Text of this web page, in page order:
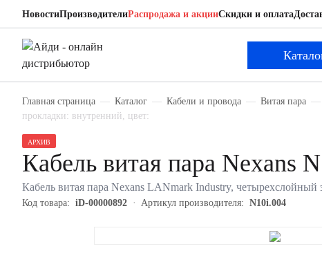
НовостиПроизводителиРаспродажа и акцииСкидки и оплата
Главная страница Каталог Кабели и провода Витая пара
прокладки: внутренний, цвет:
АРХИВ
Кабель витая пара Nexans
Кабель витая пара Nexans LANmark Industry,
Код товара: iD-00000892 Артикул производителя: N10i.004
Nexans N10i.004
Кабель витая пара